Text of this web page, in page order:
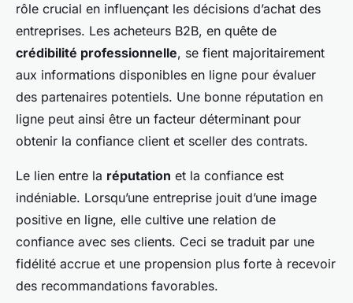
rôle crucial en influençant les décisions d’achat des
entreprises. Les acheteurs B2B, en quête de
crédibilité professionnelle, se fient majoritairement
aux informations disponibles en ligne pour évaluer
des partenaires potentiels. Une bonne réputation en
ligne peut ainsi être un facteur déterminant pour
obtenir la confiance client et sceller des contrats.
Le lien entre la réputation et la confiance est
indéniable. Lorsqu’une entreprise jouit d’une image
positive en ligne, elle cultive une relation de
confiance avec ses clients. Ceci se traduit par une
fidélité accrue et une propension plus forte à recevoir
des recommandations favorables.